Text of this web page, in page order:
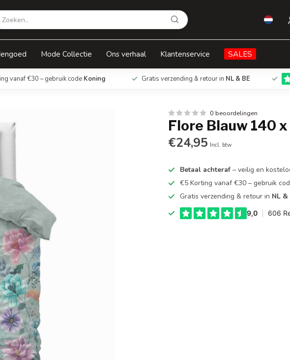
Mode Collectie Ons verhaal Klantenservice SALES
vanaf €30 – gebruik code Koning Gratis verzending & retour in NL & BE
0 beoordelingen
Flore Blauw 140
€24,95 Incl. btw
Betaal achteraf – veilig en
€5 Korting vanaf €30 – gebruik
Gratis verzending & retour in NL &